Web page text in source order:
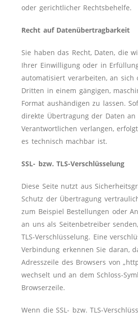
oder gerichtlicher Rechtsbehelfe.
Recht auf Datenübertragbarkeit
Sie haben das Recht, Daten, die
Ihrer Einwilligung oder in
automatisiert verarbeiten, an sich
Dritten in einem gängigen,
Format aushändigen zu lassen.
direkte Übertragung der Daten
Verantwortlichen verlangen,
es technisch machbar ist.
SSL- bzw. TLS-Verschlüsselung
Diese Seite nutzt aus
Schutz der Übertragung
zum Beispiel Bestellungen oder
an uns als Seitenbetreiber
TLS-Verschlüsselung. Eine
Verbindung erkennen Sie daran,
Adresszeile des Browsers von
wechselt und an dem Schloss-
Browserzeile.
Wenn die SSL- bzw. TLS-